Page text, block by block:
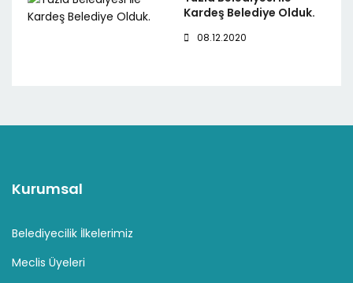
Kardeş Belediye Olduk.
08.12.2020
Kurumsal
Belediyecilik İlkelerimiz
Meclis Üyeleri